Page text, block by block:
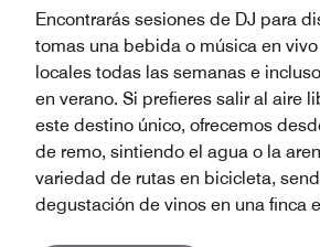
Encontrarás sesiones de DJ para
tomas una bebida o música en
locales todas las semanas e
en verano. Si prefieres salir al aire
este destino único, ofrecemos
de remo, sintiendo el agua o la
variedad de rutas en bicicleta,
degustación de vinos en una finca